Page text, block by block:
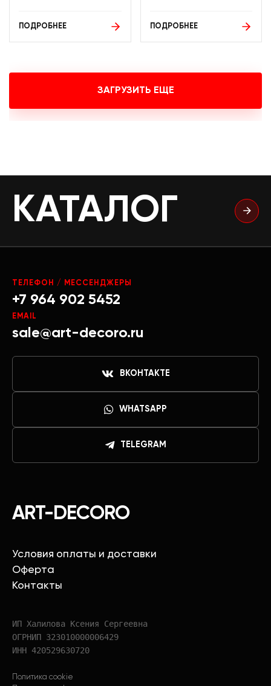
ПОДРОБНЕЕ ПОДРОБНЕЕ
ЗАГРУЗИТЬ ЕЩЕ
КАТАЛОГ
ART-DECORO
Условия оплаты и доставки
Оферта
Контакты
ИП Халилова Ксения Сергеевна
ОГРНИП 323010000006429
ИНН 420529630720
Политика cookie
ТЕЛЕФОН / МЕССЕНДЖЕРЫ
+7 964 902 5452
EMAIL
sale@art-decoro.ru
ВКОНТАКТЕ
WHATSAPP
TELEGRAM